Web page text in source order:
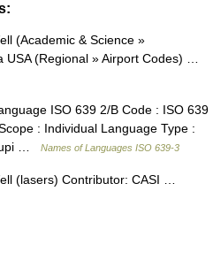
(Academic & Science »
USA (Regional » Airport Codes) …
ISO 639 2/B Code : ISO 639
: Individual Language Type :
…
Names of Languages ISO 639-3
(lasers) Contributor: CASI …